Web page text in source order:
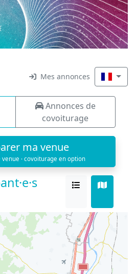
Mes annonces
Annonces de
covoiturage
ma venue
· covoiturage en option